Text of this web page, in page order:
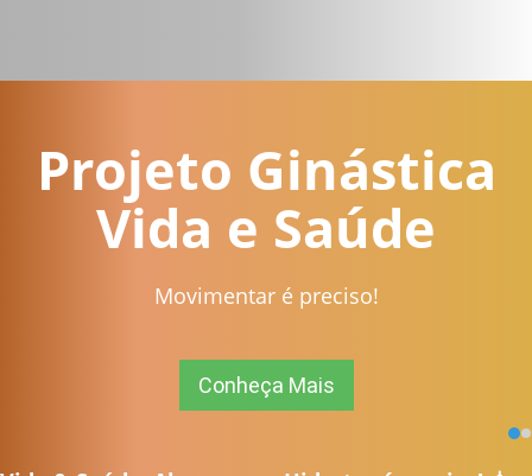
Projeto Ginástica
Vida e Saúde
Movimentar é preciso!
Conheça Mais